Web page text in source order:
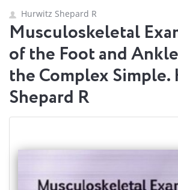
Hurwitz Shepard R
Musculoskeletal
of the Foot and
the Complex
Shepard R